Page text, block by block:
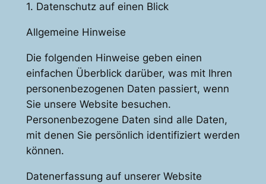
1. Datenschutz auf einen Blick
Allgemeine Hinweise
Die folgenden Hinweise geben einen
einfachen Überblick darüber, was mit Ihren
personenbezogenen Daten passiert, wenn
Sie unsere Website besuchen.
Personenbezogene Daten sind alle Daten,
mit denen Sie persönlich identifiziert werden
können.
Datenerfassung auf unserer Website